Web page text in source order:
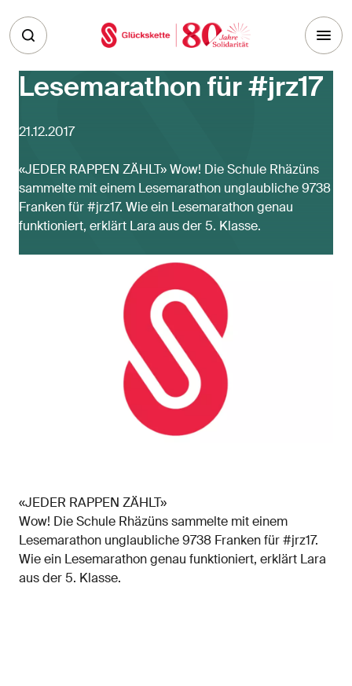
Lesemarathon für #jrz17
21.12.2017
«JEDER RAPPEN ZÄHLT» Wow! Die Schule Rhäzüns
sammelte mit einem Lesemarathon unglaubliche 9738
Franken für #jrz17. Wie ein Lesemarathon genau
funktioniert, erklärt Lara aus der 5. Klasse.
«JEDER RAPPEN ZÄHLT»
Wow! Die Schule Rhäzüns sammelte mit einem
Lesemarathon unglaubliche 9738 Franken für #jrz17.
Wie ein Lesemarathon genau funktioniert, erklärt Lara
aus der 5. Klasse.